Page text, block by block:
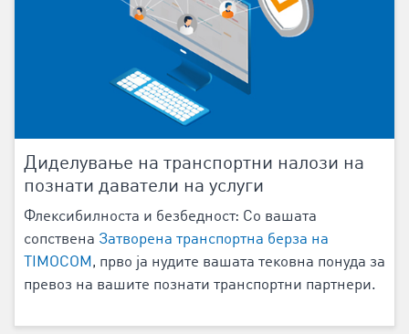
Диделување на транспортни налози на
познати даватели на услуги
Флексибилноста и безбедност: Со вашата
сопствена Затворена транспортна берза на
TIMOCOM , прво ја нудите вашата тековна понуда за
превоз на вашите познати транспортни партнери.